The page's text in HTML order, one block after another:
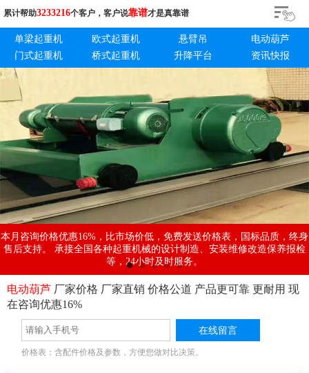
累计帮助3233216个客户，客户说靠谱才是真靠谱
单梁起重机 欧式起重机 悬臂吊
电动葫芦
门式起重机
桥式起重机 升降平台 资讯快报
本月咨询价格优惠16%，比市场价低，免费发送价格表，国标品质，终身
售后支持。 承接全国各种起重机械的设计制造、安装维修改造保养报检
等，24小时及时服务。
电动葫芦 厂家价格 厂家直销 价格公道 产品更可靠 更耐用 现
在咨询优惠16%
价格表：含配件价格及参数，方便您做对比决策。